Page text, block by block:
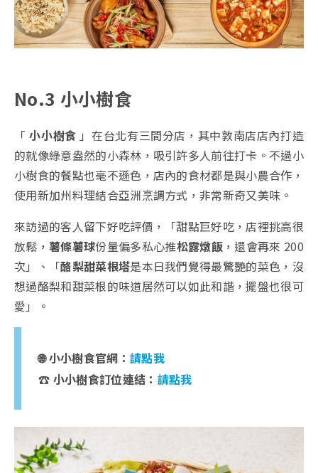
No.3 小小樹食
「小小樹食 」在台北有三間分店，其中敦南店店內打造
的就像綠意盎然的小森林，吸引許多人前往打卡。不過小
小樹食的餐點也毫不遜色，店內的食材都是與小農合作，
使用新加州料理結合亞洲烹調方式，非常新奇又美味。
來訪過的客人留下好吃評價，「甜點巨好吃，店裡挑高很
放鬆，薯條薯球份量偏多私心推松露燉飯 ，還會再來 200
次」、「酪梨甜菜根塔是本日我們覺得最驚艷的菜色，沒
想過酪梨和甜菜根的味道居然可以如此和諧，擺盤也很可
愛」。
🌐 小小樹食官網： 請點我
☎️ 小小樹食訂位連結： 請點我